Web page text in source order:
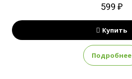
599 ₽
Купить
Подробнее